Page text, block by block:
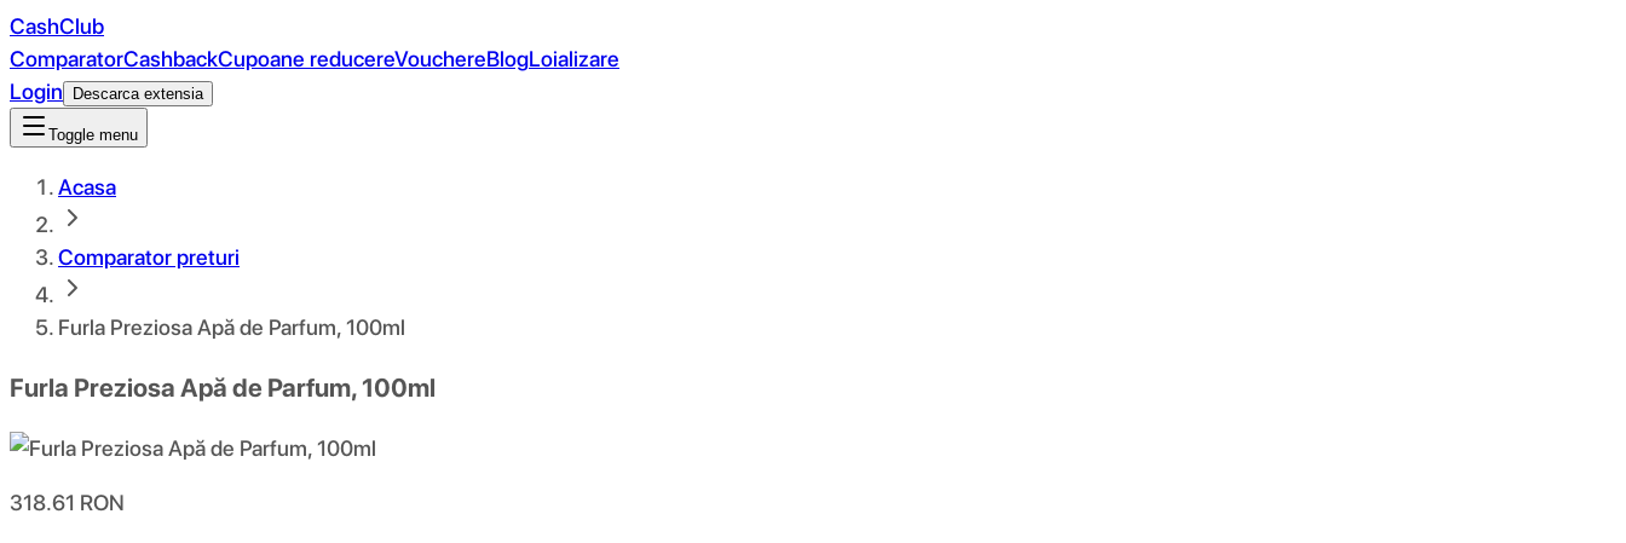
CashClub
ComparatorCashbackCupoane reducereVouchereBlogLoializare
Login
Descarca extensia
Toggle menu
Acasa
Comparator preturi
Furla Preziosa Apă de Parfum, 100ml
Furla Preziosa Apă de Parfum, 100ml
318.61 RON